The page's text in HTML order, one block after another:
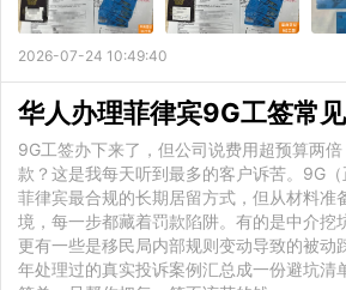
2026-07-24 10:49:40
9G工签办下来了，但公司说费用超预算两
款？这是我每天听到最多的客户诉苦。9G
菲律宾最合规的长期居留方式，但从材料准
境，每一步都藏着罚款陷阱。有的是中介挖
更有一些是移民局内部规则变动导致的被动
年处理过的真实投诉案例汇总成一份避坑清